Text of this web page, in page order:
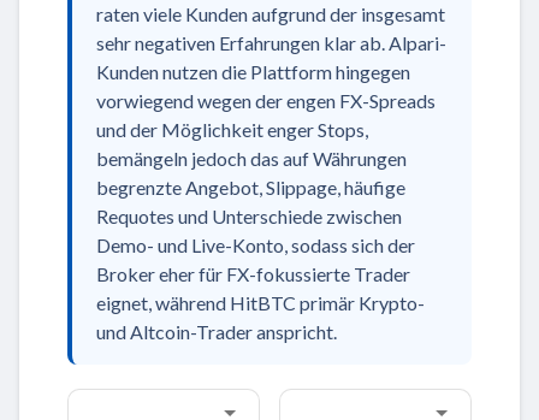
raten viele Kunden aufgrund der insgesamt
sehr negativen Erfahrungen klar ab. Alpari-
Kunden nutzen die Plattform hingegen
vorwiegend wegen der engen FX-Spreads
und der Möglichkeit enger Stops,
bemängeln jedoch das auf Währungen
begrenzte Angebot, Slippage, häufige
Requotes und Unterschiede zwischen
Demo- und Live-Konto, sodass sich der
Broker eher für FX-fokussierte Trader
eignet, während HitBTC primär Krypto-
und Altcoin-Trader anspricht.